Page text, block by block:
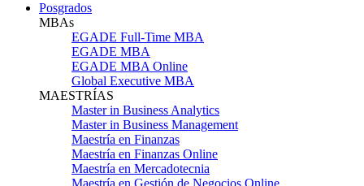
Posgrados
MBAs
EGADE Full-Time MBA
EGADE MBA
EGADE MBA Online
Global Executive MBA
MAESTRÍAS
Master in Business Analytics
Master in Business Management
Maestría en Finanzas
Maestría en Finanzas Online
Maestría en Mercadotecnia
Maestría en Gestión de Negocios Online